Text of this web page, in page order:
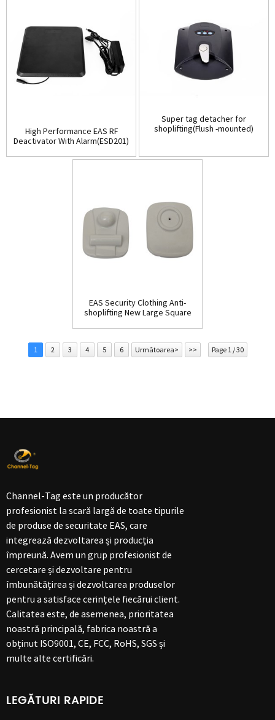
High Performance EAS RF
Deactivator With Alarm(ESD201)
Super tag detacher for
shoplifting(Flush -mounted)
EAS Security Clothing Anti-
shoplifting New Large Square
1 2 3 4 5 6 Următoarea> >> Page 1 / 30
Channel-Tag este un producător
profesionist la scară largă de toate tipurile
de produse de securitate EAS, care
integrează dezvoltarea și producția
împreună. Avem un grup profesionist de
cercetare și dezvoltare pentru
îmbunătățirea și dezvoltarea produselor
pentru a satisface cerințele fiecărui client.
Calitatea este, de asemenea, prioritatea
noastră principală, fabrica noastră a
obținut ISO9001, CE, FCC, RoHS, SGS și
multe alte certificări.
LEGĂTURI RAPIDE